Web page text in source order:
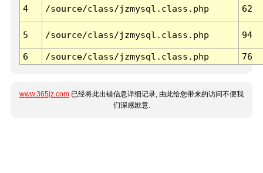
4 /source/class/jzmysql.class.php 62
5 /source/class/jzmysql.class.php 94
6 /source/class/jzmysql.class.php 76
www.365jz.com 已经将此出错信息详细记录, 由此给您带来的访问不便我
们深感歉意.